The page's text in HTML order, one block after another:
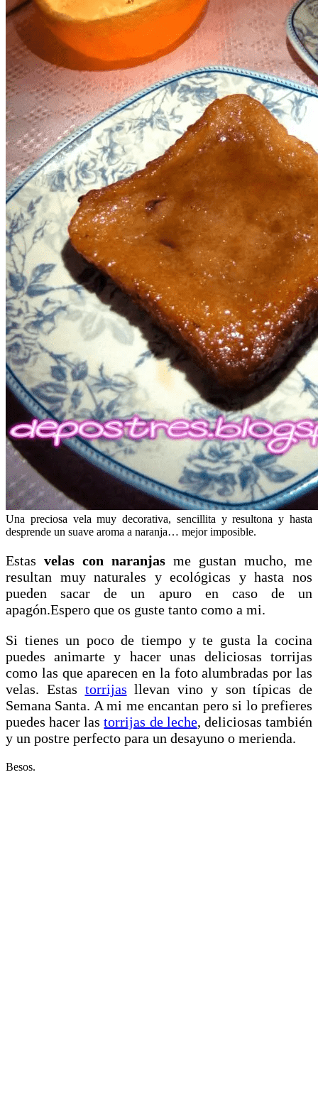
Una preciosa vela muy decorativa, sencillita y resultona y hasta
desprende un suave aroma a naranja… mejor imposible.
Estas velas con naranjas me gustan mucho, me
resultan muy naturales y ecológicas y hasta nos
pueden sacar de un apuro en caso de un
apagón.Espero que os guste tanto como a mi.
Si tienes un poco de tiempo y te gusta la cocina
puedes animarte y hacer unas deliciosas torrijas
como las que aparecen en la foto alumbradas por las
velas. Estas torrijas llevan vino y son típicas de
Semana Santa. A mi me encantan pero si lo prefieres
puedes hacer lastorrijas de leche, deliciosas también
y un postre perfecto para un desayuno o merienda.
Besos.